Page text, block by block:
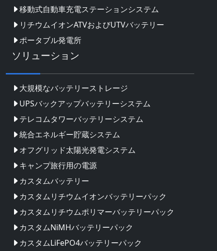
移動式自動車充電ステーションシステム
リチウムイオンATVおよびUTVバッテリー
ポータブル発電所
ソリューション
大規模なバッテリーストレージ
UPSバックアップバッテリーシステム
テレコムタワーバッテリーシステム
統合エネルギー貯蔵システム
オフグリッド太陽光発電システム
キャンプ旅行用の電源
カスタムバッテリー
カスタムリチウムイオンバッテリーパック
カスタムリチウムポリマーバッテリーパック
カスタムNiMHバッテリーパック
カスタムLiFePO4バッテリーパック